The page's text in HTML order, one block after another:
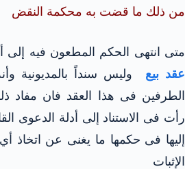
من ذلك ما قضت به محكمة النقض
متى انتهى الحكم المطعون فيه إلى
عقد بيع
وليس سنداً بالمديونية
الطرفين فى هذا العقد فان مفاد
رأت فى الاستناد إلى أدلة الدعوى
إليها فى حكمها ما يغنى عن اتخاذ
الإثبات